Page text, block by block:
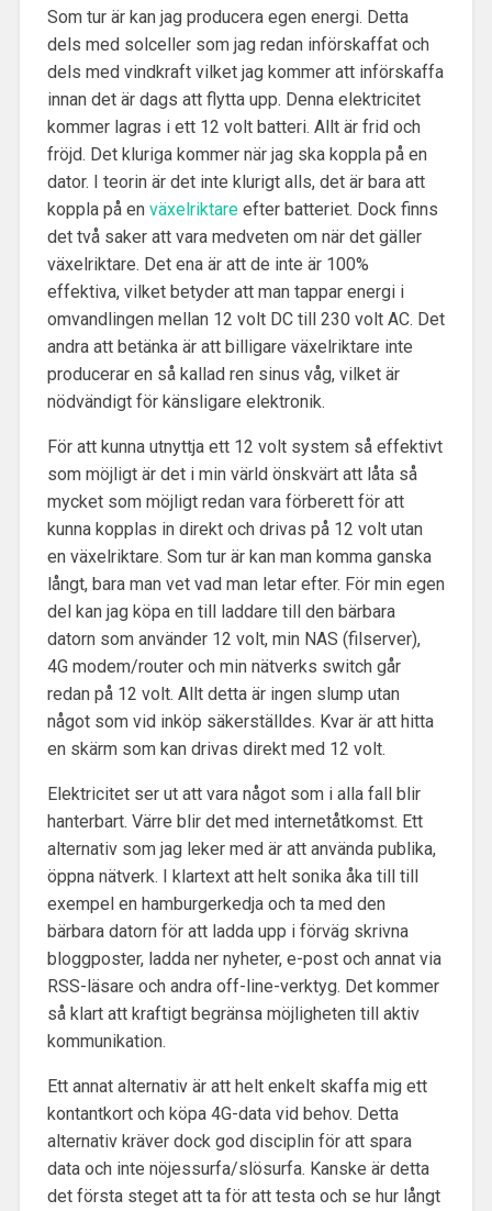
Som tur är kan jag producera egen energi. Detta
dels med solceller som jag redan införskaffat och
dels med vindkraft vilket jag kommer att införskaffa
innan det är dags att flytta upp. Denna elektricitet
kommer lagras i ett 12 volt batteri. Allt är frid och
fröjd. Det kluriga kommer när jag ska koppla på en
dator. I teorin är det inte klurigt alls, det är bara att
koppla på en växelriktareefter batteriet. Dock finns
det två saker att vara medveten om när det gäller
växelriktare. Det ena är att de inte är 100%
effektiva, vilket betyder att man tappar energi i
omvandlingen mellan 12 volt DC till 230 volt AC. Det
andra att betänka är att billigare växelriktare inte
producerar en så kallad ren sinus våg, vilket är
nödvändigt för känsligare elektronik.
För att kunna utnyttja ett 12 volt system så effektivt
som möjligt är det i min värld önskvärt att låta så
mycket som möjligt redan vara förberett för att
kunna kopplas in direkt och drivas på 12 volt utan
en växelriktare. Som tur är kan man komma ganska
långt, bara man vet vad man letar efter. För min egen
del kan jag köpa en till laddare till den bärbara
datorn som använder 12 volt, min NAS (filserver),
4G modem/router och min nätverks switch går
redan på 12 volt. Allt detta är ingen slump utan
något som vid inköp säkerställdes. Kvar är att hitta
en skärm som kan drivas direkt med 12 volt.
Elektricitet ser ut att vara något som i alla fall blir
hanterbart. Värre blir det med internetåtkomst. Ett
alternativ som jag leker med är att använda publika,
öppna nätverk. I klartext att helt sonika åka till till
exempel en hamburgerkedja och ta med den
bärbara datorn för att ladda upp i förväg skrivna
bloggposter, ladda ner nyheter, e-post och annat via
RSS-läsare och andra off-line-verktyg. Det kommer
så klart att kraftigt begränsa möjligheten till aktiv
kommunikation.
Ett annat alternativ är att helt enkelt skaffa mig ett
kontantkort och köpa 4G-data vid behov. Detta
alternativ kräver dock god disciplin för att spara
data och inte nöjessurfa/slösurfa. Kanske är detta
det första steget att ta för att testa och se hur långt